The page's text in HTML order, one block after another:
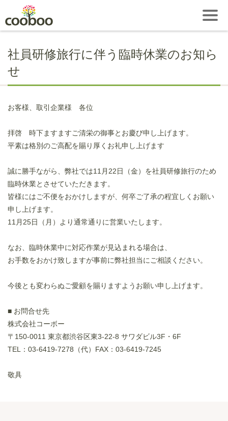
社員研修旅行に伴う臨時休業のお知ら
せ
お客様、取引企業様 各位
拝啓 時下ますますご清栄の御事とお慶び申し上げます。
平素は格別のご高配を賜り厚くお礼申し上げます
誠に勝手ながら、弊社では11月22日（金）を社員研修旅行のため
臨時休業とさせていただきます。
皆様にはご不便をおかけしますが、何卒ご了承の程宜しくお願い
申し上げます。
11月25日（月）より通常通りに営業いたします。
なお、臨時休業中に対応作業が見込まれる場合は、
お手数をおかけ致しますが事前に弊社担当にご相談ください。
今後とも変わらぬご愛顧を賜りますようお願い申し上げます。
■ お問合せ先
株式会社コーボー
〒150-0011 東京都渋谷区東3-22-8 サワダビル3F・6F
TEL：03-6419-7278（代）FAX：03-6419-7245
敬具